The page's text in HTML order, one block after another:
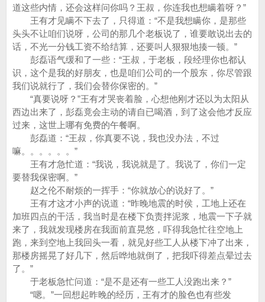
道这些内情，还会这样问你吗？王叔，你连我也想瞒着呀？”
王有才见瞒不下去了，只得道：“不是我想瞒你，是那些
头头不让咱们说呀，公司的那几个老板说了，谁要敢说出去的
话，不光一分钱工资不给结算，还要叫人狠狠地揍一顿。”
彭磊语气缓和了一些：“王叔，于老板，段经理你也都认
识，这个是我的好朋友，也是咱们公司的一个股东，你尽管跟
我们说就行了，我们会替你保密的。”
“真要说呀？”王有才哭丧着脸，心想他刚才还以为太阳从
西边出来了，彭磊竟会主动的请自已喝酒，到了这会他才反应
过来，这世上哪有免费的午餐啊。
彭磊道：“王叔，你真要不说，我也没办法，不过
嘛。。。。。。”
王有才急忙道：“我说，我说就是了。我说了，你们一定
要替我保密啊。”
赵之伦不耐烦的一挥手：“你就放心的说好了。”
王有才这才小声的说道：“昨晚地震的时侯，工地上还在
加班四点的干活，我当时是在楼下负责拌泥浆，地震一下子就
来了，我就发现楼房在我面前直晃悠，吓得我急忙往空地上
跑，来到空地上我回头一看，就见好些工人从楼下冲了出来，
那楼房摇晃了好几下，然后哗地就倒了，把我吓得差点晕过去
了。”
于老板急忙问道：“是不是还有一些工人没跑出来？”
“嗯。”一回想起昨晚的经历，王有才的脸色也有些发